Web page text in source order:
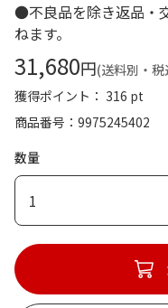
●不良品を除き返品・
ねます。
31,680円(送料別・税
獲得ポイント： 316 pt
商品番号
9975245402
数量
1